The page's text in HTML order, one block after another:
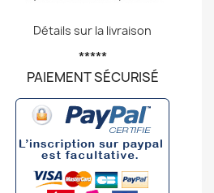
Détails sur la livraison
*****
PAIEMENT SÉCURISÉ